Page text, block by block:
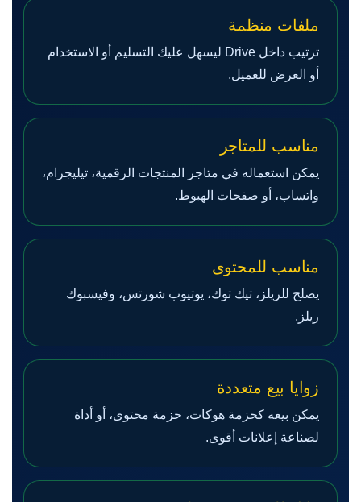
ملفات منظمة
ترتيب داخل Drive ليسهل عليك التسليم أو الاستخدام
أو العرض للعميل.
مناسب للمتاجر
يمكن استعماله في متاجر المنتجات الرقمية، تيليجرام،
واتساب، أو صفحات الهبوط.
مناسب للمحتوى
يصلح للريلز، تيك توك، يوتيوب شورتس، وفيسبوك
ريلز.
زوايا بيع متعددة
يمكن بيعه كحزمة هوكات، حزمة محتوى، أو أداة
لصناعة إعلانات أقوى.